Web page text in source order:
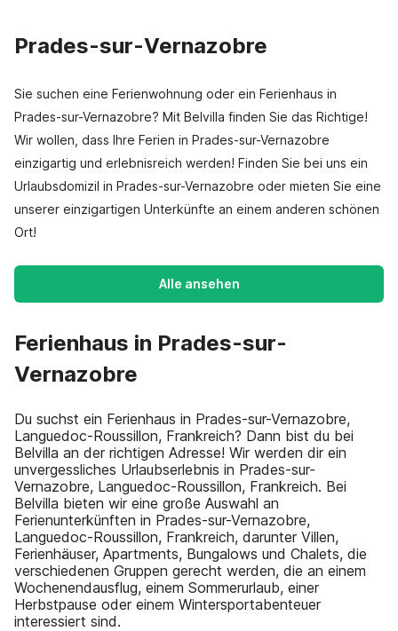
Prades-sur-Vernazobre
Sie suchen eine Ferienwohnung oder ein Ferienhaus in
Prades-sur-Vernazobre? Mit Belvilla finden Sie das Richtige!
Wir wollen, dass Ihre Ferien in Prades-sur-Vernazobre
einzigartig und erlebnisreich werden! Finden Sie bei uns ein
Urlaubsdomizil in Prades-sur-Vernazobre oder mieten Sie eine
unserer einzigartigen Unterkünfte an einem anderen schönen
Ort!
Alle ansehen
Ferienhaus in Prades-sur-
Vernazobre
Du suchst ein Ferienhaus in Prades-sur-Vernazobre,
Languedoc-Roussillon, Frankreich? Dann bist du bei
Belvilla an der richtigen Adresse! Wir werden dir ein
unvergessliches Urlaubserlebnis in Prades-sur-
Vernazobre, Languedoc-Roussillon, Frankreich. Bei
Belvilla bieten wir eine große Auswahl an
Ferienunterkünften in Prades-sur-Vernazobre,
Languedoc-Roussillon, Frankreich, darunter Villen,
Ferienhäuser, Apartments, Bungalows und Chalets, die
verschiedenen Gruppen gerecht werden, die an einem
Wochenendausflug, einem Sommerurlaub, einer
Herbstpause oder einem Wintersportabenteuer
interessiert sind.